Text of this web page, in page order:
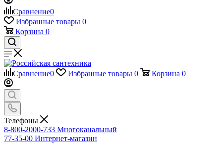
Сравнение0
Избранные товары 0
Корзина 0
Сравнение0 Избранные товары 0 Корзина 0
Телефоны
8-800-2000-733 Многоканальный
77-35-00 Интернет-магазин